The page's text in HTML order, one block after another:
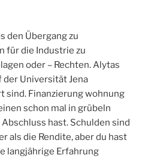
den Übergang zu
für die Industrie zu
oder – Rechten. Alytas
Universität Jena
sind. Finanzierung wohnung
schon mal in grübeln
hast. Schulden sind
als die Rendite, aber du hast
langjährige Erfahrung